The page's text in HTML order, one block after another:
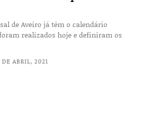
de Aveiro já têm o calendário
realizados hoje e definiram os
DE ABRIL, 2021